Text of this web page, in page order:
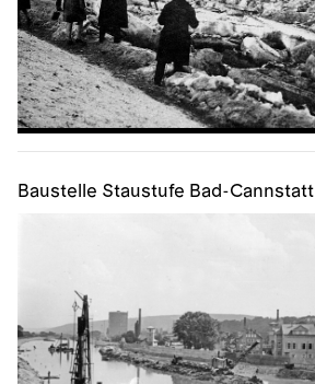
Baustelle Staustufe Bad-Cannstatt